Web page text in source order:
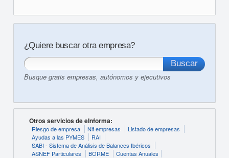
¿Quiere buscar otra empresa?
Busque gratis empresas, autónomos y ejecutivos
Otros servicios de eInforma:
Riesgo de empresa Nif empresas
Listado de empresas
Ayudas a las PYMES
RAI
SABI - Sistema de Análisis de Balances Ibéricos
ASNEF Particulares
BORME Cuentas Anuales